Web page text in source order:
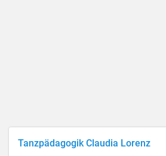
Tanzpädagogik Claudia Lorenz